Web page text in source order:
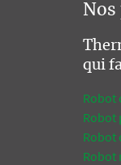
qui
Robot
Robot
Robot
Robot